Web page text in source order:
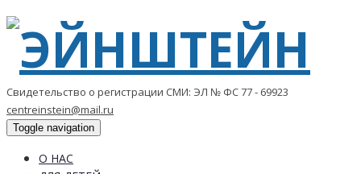
Свидетельство о регистрации СМИ: ЭЛ № ФС 77 - 69923
centreinstein@mail.ru
Toggle navigation
О НАС